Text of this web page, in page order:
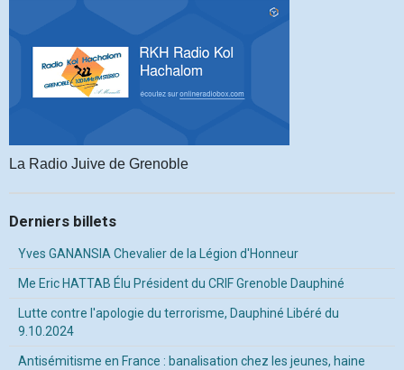
La Radio Juive de Grenoble
Derniers billets
Yves GANANSIA Chevalier de la Légion d'Honneur
Me Eric HATTAB Élu Président du CRIF Grenoble Dauphiné
Lutte contre l'apologie du terrorisme, Dauphiné Libéré du
9.10.2024
Antisémitisme en France : banalisation chez les jeunes, haine